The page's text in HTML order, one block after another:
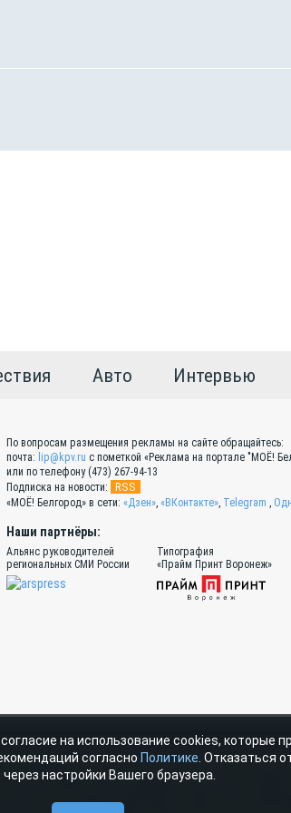
Авто Интервью
По вопросам размещения рекламы на сайте обращайтесь:
почта: lip@kpv.ru с пометкой «Реклама на портале "МОЁ!
или по телефону (473) 267-94-13
Подписка на новости:
RSS
«МОЁ! Белгород» в сети: «Дзен», «ВКонтакте», Telegram ,
Наши партнёры:
Альянс руководителей
региональных СМИ России
Типография
«Прайм Принт Воронеж»
на портале «МОЁ! Online» сотрудниками редакции,
на указанные материалы охраняются
размещенных на портале «МОЁ! Online»,
возможно только при условии гиперссылки на
на использование cookies, которые
согласно Политике . Отказаться
настройки Вашего браузера.